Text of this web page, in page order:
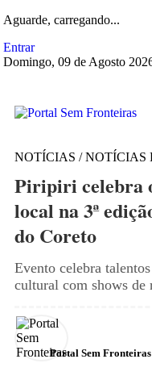
Aguarde, carregando...
Entrar
Domingo, 09 de Agosto
NOTÍCIAS / NOTÍCIAS
Piripiri celebra
local na 3ª
do Coreto
Evento celebra
cultural com shows de
Portal Sem Fronteiras